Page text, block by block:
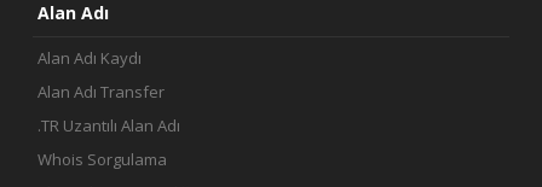
Alan Adı
Alan Adı Kaydı
Alan Adı Transfer
.TR Uzantılı Alan Adı
Whois Sorgulama